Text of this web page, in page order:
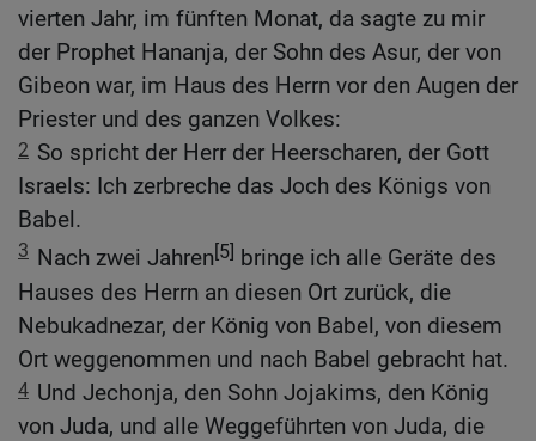
vierten Jahr, im fünften Monat, da sagte zu mir
der Prophet Hananja, der Sohn des Asur, der von
Gibeon war, im Haus des Herrn vor den Augen der
Priester und des ganzen Volkes:
2 So spricht der Herr der Heerscharen, der Gott
Israels: Ich zerbreche das Joch des Königs von
Babel.
3 Nach zwei Jahren[5] bringe ich alle Geräte des
Hauses des Herrn an diesen Ort zurück, die
Nebukadnezar, der König von Babel, von diesem
Ort weggenommen und nach Babel gebracht hat.
4 Und Jechonja, den Sohn Jojakims, den König
von Juda, und alle Weggeführten von Juda, die